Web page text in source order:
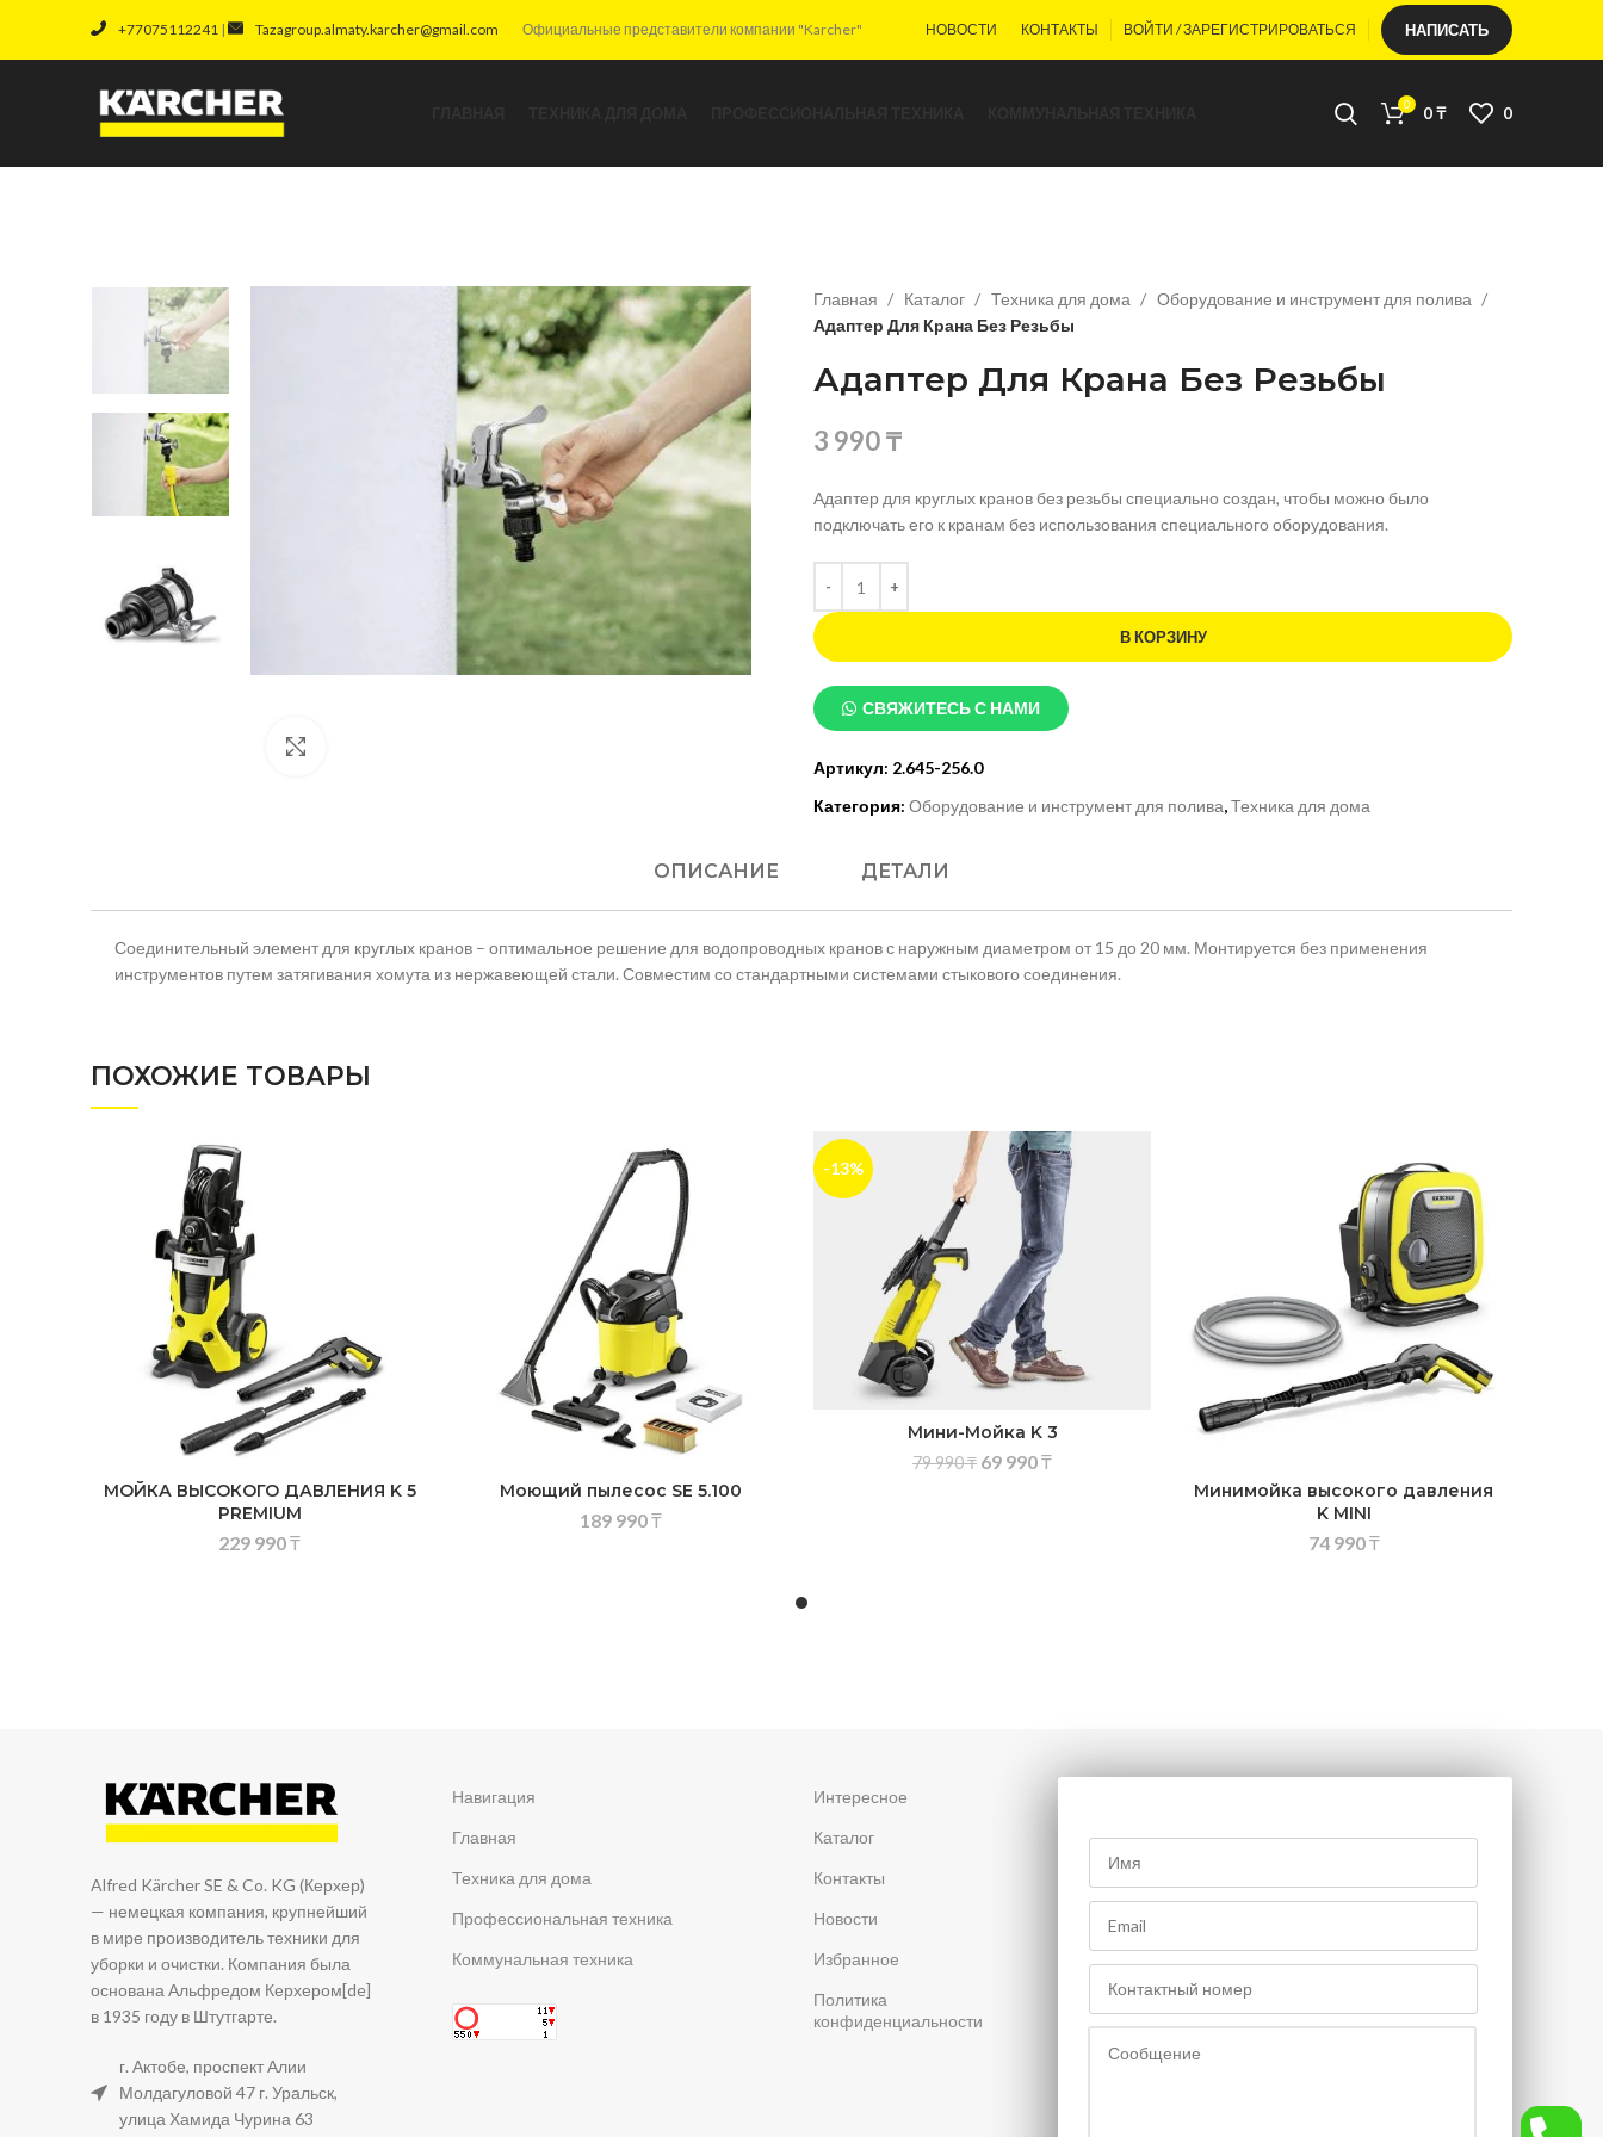
+77075112241 | Tazagroup.almaty.karcher@gmail.com Официальные представители компании "Karcher" НОВОСТИ КОНТАКТЫ ВОЙТИ / ЗАРЕГИСТРИРОВАТЬСЯ НАПИСАТЬ
0 0₸ 0
Главная Каталог Техника для дома
Оборудование и инструмент для полива
Адаптер Для Крана Без Резьбы
Адаптер Для Крана Без Резьбы
3 990₸
Адаптер для круглых кранов без резьбы специально создан, чтобы можно было
подключать его к кранам без использования специального оборудования.
В КОРЗИНУ
СВЯЖИТЕСЬ С НАМИ
Артикул: 2.645-256.0
Категория: Оборудование и инструмент для полива,Техника для дома
ОПИСАНИЕ ДЕТАЛИ
Соединительный элемент для круглых кранов – оптимальное решение для водопроводных кранов с наружным диаметром от 15 до 20 мм. Монтируется без применения
инструментов путем затягивания хомута из нержавеющей стали. Совместим со стандартными системами стыкового соединения.
ПОХОЖИЕ ТОВАРЫ
МОЙКА ВЫСОКОГО ДАВЛЕНИЯ K 5
PREMIUM
229 990₸
Моющий пылесос SE 5.100
189 990₸
-13%
Мини-Мойка K 3
79 990₸ 69 990₸
Минимойка высокого давления
K MINI
74 990₸
Alfred Kärcher SE & Co. KG (Керхер)
— немецкая компания, крупнейший
в мире производитель техники для
уборки и очистки. Компания была
основана Альфредом Керхером[de]
в 1935 году в Штутгарте.
г. Актобе, проспект Алии
Молдагуловой 47 г. Уральск,
улица Хамида Чурина 63
Навигация
Главная
Техника для дома
Профессиональная техника
Коммунальная техника
Интересное
Каталог
Контакты
Новости
Избранное
Политика
конфиденциальности